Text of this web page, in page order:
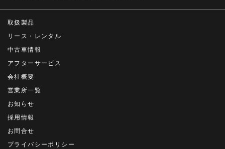
取扱製品
リース・レンタル
中古車情報
アフターサービス
会社概要
営業所一覧
お知らせ
採用情報
お問合せ
プライバシーポリシー